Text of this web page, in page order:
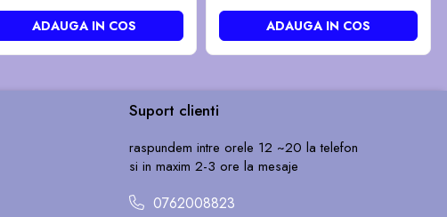
ADAUGA IN COS ADAUGA IN COS
Suport clienti
raspundem intre orele 12 ~20 la telefon
si in maxim 2-3 ore la mesaje
0762008823